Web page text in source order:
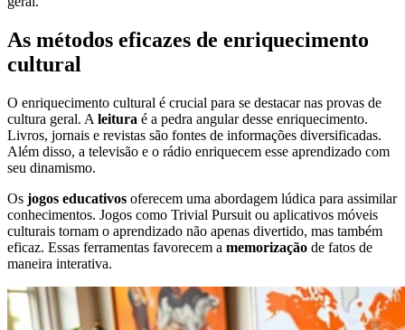
As métodos eficazes de enriquecimento
cultural
O enriquecimento cultural é crucial para se destacar nas provas de
cultura geral. A leitura é a pedra angular desse enriquecimento.
Livros, jornais e revistas são fontes de informações diversificadas.
Além disso, a televisão e o rádio enriquecem esse aprendizado com
seu dinamismo.
Os jogos educativos oferecem uma abordagem lúdica para assimilar
conhecimentos. Jogos como Trivial Pursuit ou aplicativos móveis
culturais tornam o aprendizado não apenas divertido, mas também
eficaz. Essas ferramentas favorecem a memorização de fatos de
maneira interativa.